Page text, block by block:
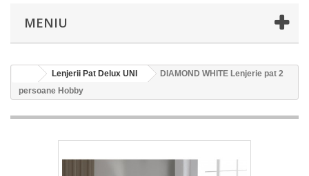
MENIU
Lenjerii Pat Delux UNI
DIAMOND WHITE Lenjerie pat 2
persoane Hobby